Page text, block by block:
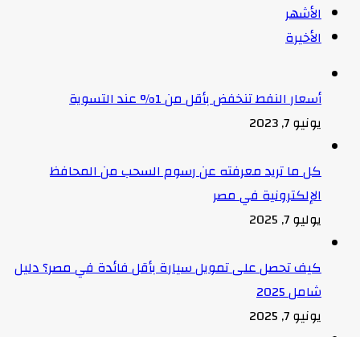
الأشهر
الأخيرة
أسعار النفط تنخفض بأقل من 1% عند التسوية
يونيو 7, 2023
كل ما تريد معرفته عن رسوم السحب من المحافظ
الإلكترونية في مصر
يوليو 7, 2025
كيف تحصل على تمويل سيارة بأقل فائدة في مصر؟ دليل
شامل 2025
يونيو 7, 2025